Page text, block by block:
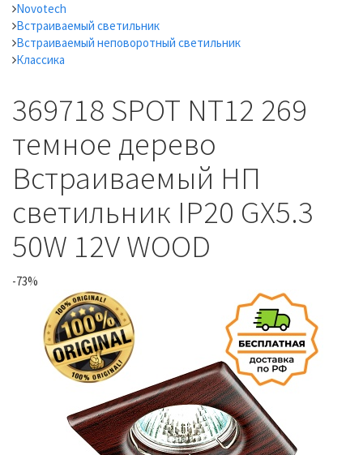
Novotech
Встраиваемый светильник
Встраиваемый неповоротный светильник
Классика
369718 SPOT NT12 269
темное дерево
Встраиваемый НП
светильник IP20 GX5.3
50W 12V WOOD
-73%